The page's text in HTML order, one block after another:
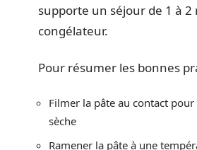
supporte un séjour de 1 à 2
congélateur.
Pour résumer les bonnes
Filmer la pâte au contact pour
sèche
Ramener la pâte à une